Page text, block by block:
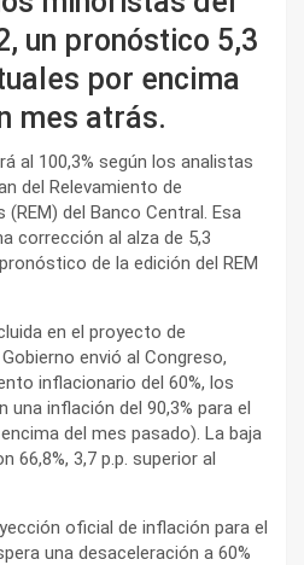
un pronóstico 5,3
por encima
mes atrás.
al 100,3% según los analistas
del Relevamiento de
del Banco Central. Esa
corrección al alza de 5,3
de la edición del REM
en el proyecto de
envió al Congreso,
inflacionario del 60%, los
una inflación del 90,3% para el
del mes pasado). La baja
66,8%, 3,7 p.p. superior al
oficial de inflación para el
una desaceleración a 60%